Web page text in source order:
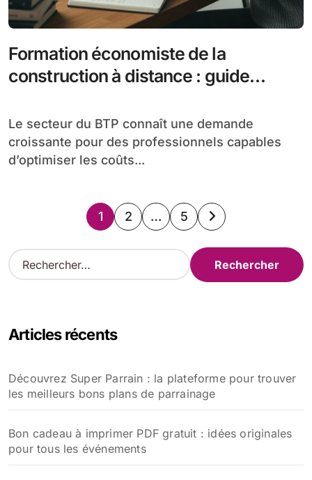
Formation économiste de la
construction à distance : guide
Le secteur du BTP connaît une demande
croissante pour des professionnels capables
d’optimiser les coûts...
Pagination
des
publications
1 2 … 5
R
e
r
e
r
Articles récents
Découvrez Super Parrain : la plateforme pour trouver
les meilleurs bons plans de parrainage
Bon cadeau à imprimer PDF gratuit : idées originales
pour tous les événements